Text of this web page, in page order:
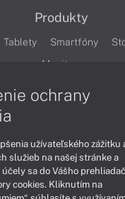
Produkty
Tablety Smartfóny
Monitory
Technológie
Videá
ochrany
užívateľského zážitku
služieb na našej stránke a
sa do Vášho
cookies. Kliknutím na